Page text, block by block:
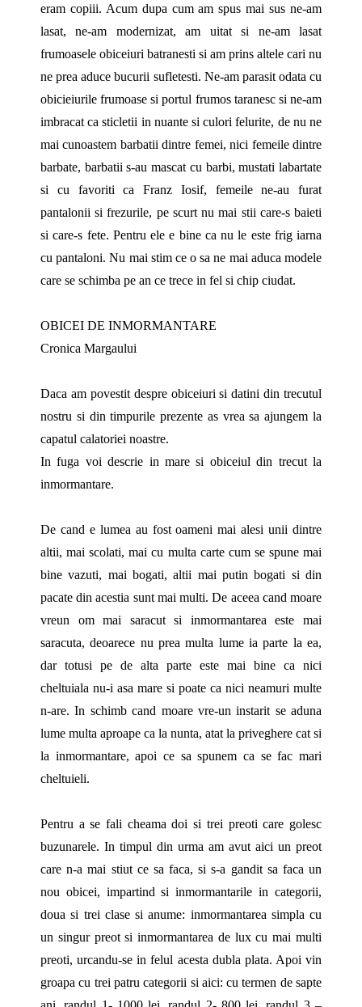
eram copiii. Acum dupa cum am spus mai sus ne-am
lasat, ne-am modernizat, am uitat si ne-am lasat
frumoasele obiceiuri batranesti si am prins altele cari nu
ne prea aduce bucurii sufletesti. Ne-am parasit odata cu
obicieiurile frumoase si portul frumos taranesc si ne-am
imbracat ca sticletii in nuante si culori felurite, de nu ne
mai cunoastem barbatii dintre femei, nici femeile dintre
barbate, barbatii s-au mascat cu barbi, mustati labartate
si cu favoriti ca Franz Iosif, femeile ne-au furat
pantalonii si frezurile, pe scurt nu mai stii care-s baieti
si care-s fete. Pentru ele e bine ca nu le este frig iarna
cu pantaloni. Nu mai stim ce o sa ne mai aduca modele
care se schimba pe an ce trece in fel si chip ciudat.
OBICEI DE INMORMANTARE
Cronica Margaului
Daca am povestit despre obiceiuri si datini din trecutul
nostru si din timpurile prezente as vrea sa ajungem la
capatul calatoriei noastre.
In fuga voi descrie in mare si obiceiul din trecut la
inmormantare.
De cand e lumea au fost oameni mai alesi unii dintre
altii, mai scolati, mai cu multa carte cum se spune mai
bine vazuti, mai bogati, altii mai putin bogati si din
pacate din acestia sunt mai multi. De aceea cand moare
vreun om mai saracut si inmormantarea este mai
saracuta, deoarece nu prea multa lume ia parte la ea,
dar totusi pe de alta parte este mai bine ca nici
cheltuiala nu-i asa mare si poate ca nici neamuri multe
n-are. In schimb cand moare vre-un instarit se aduna
lume multa aproape ca la nunta, atat la priveghere cat si
la inmormantare, apoi ce sa spunem ca se fac mari
cheltuieli.
Pentru a se fali cheama doi si trei preoti care golesc
buzunarele. In timpul din urma am avut aici un preot
care n-a mai stiut ce sa faca, si s-a gandit sa faca un
nou obicei, impartind si inmormantarile in categorii,
doua si trei clase si anume: inmormantarea simpla cu
un singur preot si inmormantarea de lux cu mai multi
preoti, urcandu-se in felul acesta dubla plata. Apoi vin
groapa cu trei patru categorii si aici: cu termen de sapte